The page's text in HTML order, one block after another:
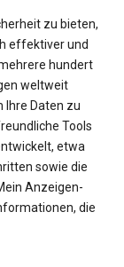
zu bieten,
effektiver und
hundert
weltweit
Ihre Daten zu
Tools
etwa
sowie die
Anzeigen-
die